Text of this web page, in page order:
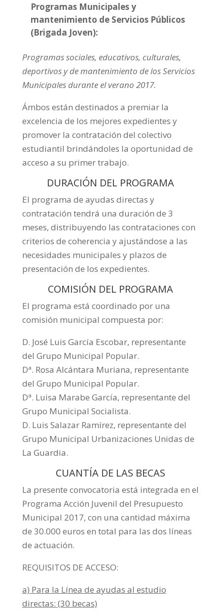
Programas Municipales y
mantenimiento de Servicios Públicos
(Brigada Joven):
Programas sociales, educativos, culturales,
deportivos y de mantenimiento de los Servicios
Municipales durante el verano 2017.
Ámbos están destinados a premiar la
excelencia de los mejores expedientes y
promover la contratación del colectivo
estudiantil brindándoles la oportunidad de
acceso a su primer trabajo.
DURACIÓN DEL PROGRAMA
El programa de ayudas directas y
contratación tendrá una duración de 3
meses, distribuyendo las contrataciones con
criterios de coherencia y ajustándose a las
necesidades municipales y plazos de
presentación de los expedientes.
COMISIÓN DEL PROGRAMA
El programa está coordinado por una
comisión municipal compuesta por:
D. José Luis García Escobar, representante
del Grupo Municipal Popular.
Dª. Rosa Alcántara Muriana, representante
del Grupo Municipal Popular.
Dª. Luisa Marabe García, representante del
Grupo Municipal Socialista.
D. Luis Salazar Ramírez, representante del
Grupo Municipal Urbanizaciones Unidas de
La Guardia.
CUANTÍA DE LAS BECAS
La presente convocatoria está integrada en el
Programa Acción Juvenil del Presupuesto
Municipal 2017, con una cantidad máxima
de 30.000 euros en total para las dos líneas
de actuación.
REQUISITOS DE ACCESO:
a) Para la Línea de ayudas al estudio
directas: (30 becas)